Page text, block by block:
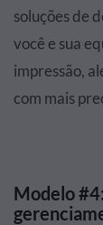
soluções de
você e sua
impressão,
com mais
Modelo